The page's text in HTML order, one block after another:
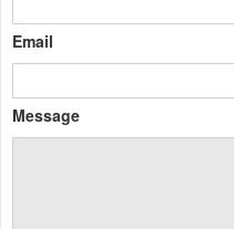
Email
Message